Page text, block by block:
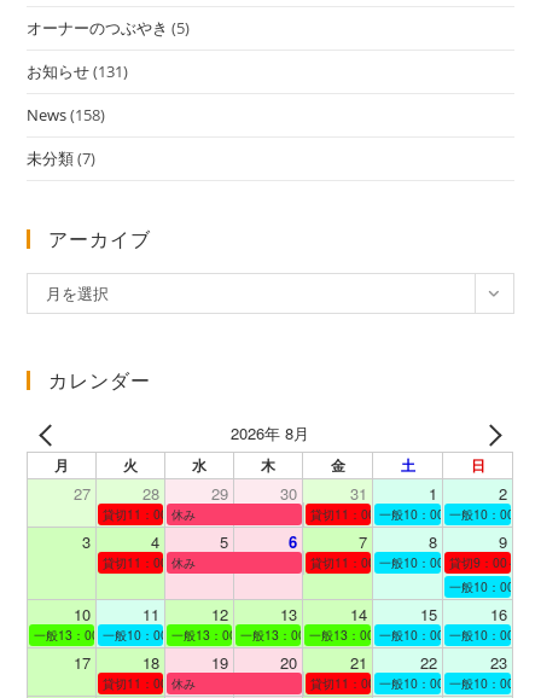
オーナーのつぶやき (5)
お知らせ(131)
News(158)
未分類(7)
アーカイブ
ー
イ
月を選択
カレンダー
2026年 8月
月 火 水 木 金 土 日
27 28 29 30 31 1 2
貸切11：00～12：00
休み 貸切11：00～12：00一般10：00～19：00
一般10：00～
3 4 5 6 7 8 9
貸切11：00～12：00
休み 貸切11：00～12：00一般10：00～19：00
貸切9：00～10
一般10：00～
10 11 12 13 14 15 16
一般13：00～19：00一般10：00～19：00一般13：00～19：00一般13：00～19：00一般13：00～19：00一般10：00～19：00
一般10：00～
17 18 19 20 21 22 23
貸切11：00～12：00
休み 貸切11：00～13：00一般10：00～19：00
一般10：00～